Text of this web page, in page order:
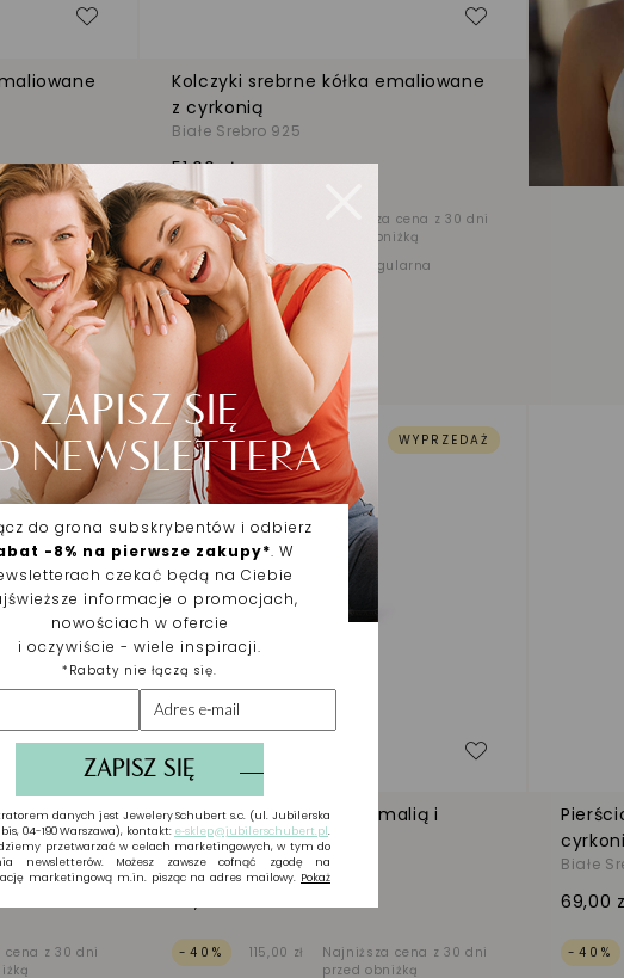
cena z 30 dni
Dodaj do listy życzeń
Kolczyki srebrne kółka emaliowane
z cyrkonią
Białe Srebro 925
51,00 zł
-40% 85,00 zł
Najniższa cena z 30 dni
przed obniżką
-40%
85,00 zł Cena regularna
Dodaj do listy
WYPRZEDAŻ
i
cena z 30 dni
Dodaj do listy życzeń
WYPRZEDAŻ
Pierścionek srebrny z emalią i
cyrkoniami
Białe Srebro 925
69,00 zł
-40% 115,00 zł
Najniższa cena z 30 dni
przed obniżką
Dodaj do listy
Białe
69,00
-40%